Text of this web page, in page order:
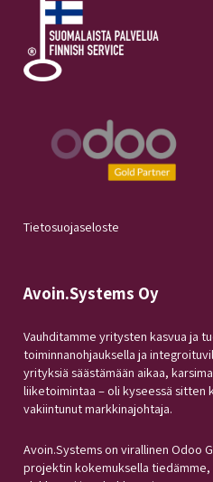
Tietosuojaseloste
Avoin.Systems Oy
Vauhditamme yritysten kasvua ja
toiminnanohjauksella ja
yrityksiä säästämään aikaa,
liiketoimintaa – oli kyseessä sitten
vakiintunut markkinajohtaja.
Avoin.Systems on virallinen Odoo
projektin kokemuksella